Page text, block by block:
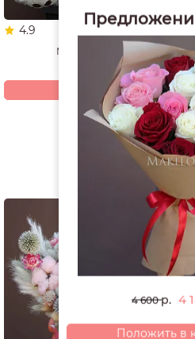
4.9
Мишка 60 см
Купить
Смотреть все
4 600р. 4
Положить в